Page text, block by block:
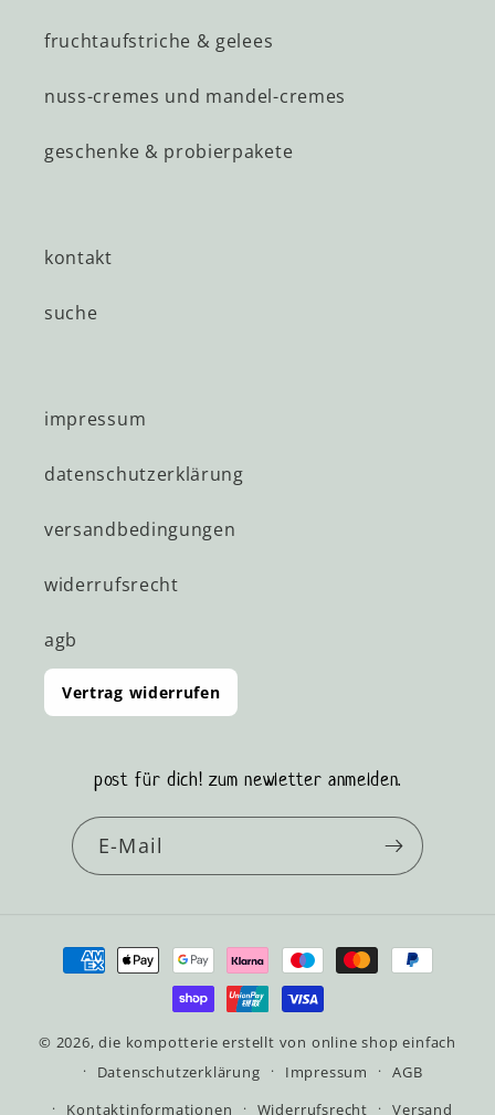
fruchtaufstriche & gelees
nuss-cremes und mandel-cremes
geschenke & probierpakete
kontakt
suche
impressum
datenschutzerklärung
versandbedingungen
widerrufsrecht
agb
Vertrag widerrufen
post für dich! zum newletter anmelden.
E-Mail
Zahlungsmethoden
© 2026,die kompotterie erstellt von online shop einfach
Datenschutzerklärung
Impressum
AGB
Kontaktinformationen
Widerrufsrecht Versand